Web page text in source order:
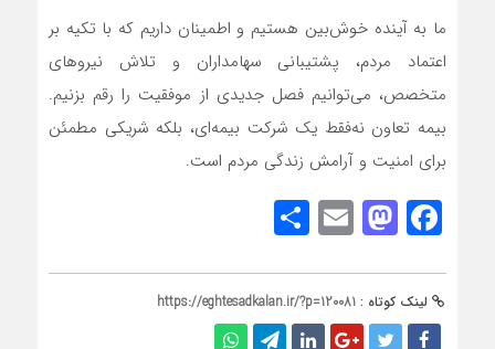
ما به آینده خوش‌بین هستیم و اطمینان داریم که با تکیه بر
اعتماد مردم، پشتیبانی سهامداران و تلاش نیروهای
متخصص، می‌توانیم فصل جدیدی از موفقیت را رقم بزنیم.
بیمه تعاون نه‌فقط یک شرکت بیمه‌ای، بلکه شریکی مطمئن
برای امنیت و آرامش زندگی مردم است.
Facebook
Mastodon
Email
لینک کوتاه : https://eghtesadkalan.ir/?p=120081